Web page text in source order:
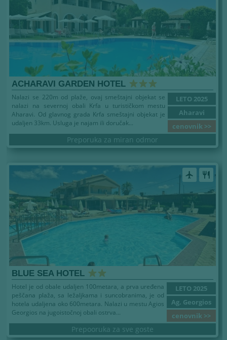
ACHARAVI GARDEN HOTEL
LETO 2025
Aharavi
cenovnik >>
Nalazi se 220m od plaže, ovaj smeštajni objekat se
nalazi na severnoj obali Krfa u turističkom mestu
Aharavi. Od glavnog grada Krfa smeštajni objekat je
udaljen 33km. Usluga je najam ili doručak...
Preporuka za miran odmor
airplanemode_active restaurant
BLUE SEA HOTEL
LETO 2025
Ag. Georgios
cenovnik >>
Hotel je od obale udaljen 100metara, a prva uređena
peščana plaža, sa ležaljkama i suncobranima, je od
hotela udaljena oko 600metara. Nalazi u mestu Agios
Georgios na jugoistočnoj obali ostrva...
Prepooruka za sve goste